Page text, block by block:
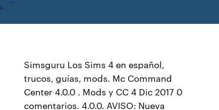
Simsguru Los Sims 4 en español,
trucos, guías, mods. Mc Command
Center 4.0.0 . Mods y CC 4 Dic 2017 0
comentarios. 4.0.0. AVISO: Nueva